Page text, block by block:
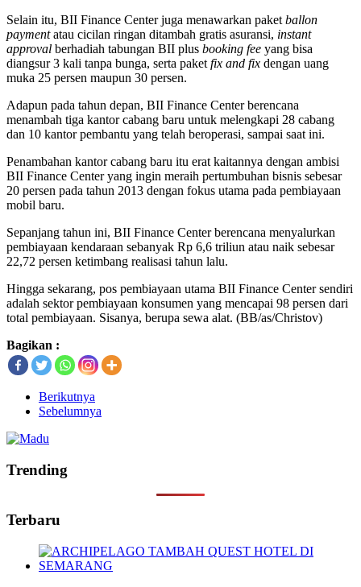
Selain itu, BII Finance Center juga menawarkan paket ballon
paymentatau cicilan ringan ditambah gratis asuransi, instant
approval berhadiah tabungan BII plus booking fee yang bisa
diangsur 3 kali tanpa bunga, serta paket fix and fix dengan uang
muka 25 persen maupun 30 persen.
Adapun pada tahun depan, BII Finance Center berencana
menambah tiga kantor cabang baru untuk melengkapi 28 cabang
dan 10 kantor pembantu yang telah beroperasi, sampai saat ini.
Penambahan kantor cabang baru itu erat kaitannya dengan ambisi
BII Finance Center yang ingin meraih pertumbuhan bisnis sebesar
20 persen pada tahun 2013 dengan fokus utama pada pembiayaan
mobil baru.
Sepanjang tahun ini, BII Finance Center berencana menyalurkan
pembiayaan kendaraan sebanyak Rp 6,6 triliun atau naik sebesar
22,72 persen ketimbang realisasi tahun lalu.
Hingga sekarang, pos pembiayaan utama BII Finance Center sendiri
adalah sektor pembiayaan konsumen yang mencapai 98 persen dari
total pembiayaan. Sisanya, berupa sewa alat. (BB/as/Christov)
Bagikan :
Berikutnya
Sebelumnya
Trending
Terbaru